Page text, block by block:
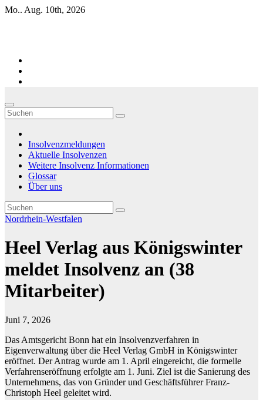
Zum
Mo.. Aug. 10th, 2026
Insolvenzmeldungen
Aktuelle Insolvenzen
Weitere Insolvenz Informationen
Glossar
Über uns
Nordrhein-Westfalen
Heel Verlag aus Königswinter
meldet Insolvenz an (38
Mitarbeiter)
Juni 7, 2026
Das Amtsgericht Bonn hat ein Insolvenzverfahren in
Eigenverwaltung über die Heel Verlag GmbH in Königswinter
eröffnet. Der Antrag wurde am 1. April eingereicht, die formelle
Verfahrenseröffnung erfolgte am 1. Juni. Ziel ist die Sanierung des
Unternehmens, das von Gründer und Geschäftsführer Franz-
Christoph Heel geleitet wird.